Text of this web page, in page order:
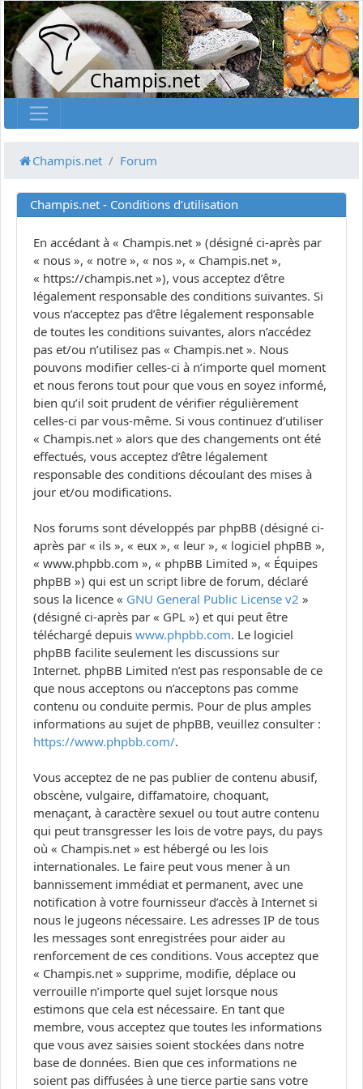
Champis.net
Champis.net Forum
Champis.net - Conditions d’utilisation
En accédant à « Champis.net » (désigné ci-après par
« nous », « notre », « nos », « Champis.net »,
« https://champis.net »), vous acceptez d’être
légalement responsable des conditions suivantes. Si
vous n’acceptez pas d’être légalement responsable
de toutes les conditions suivantes, alors n’accédez
pas et/ou n’utilisez pas « Champis.net ». Nous
pouvons modifier celles-ci à n’importe quel moment
et nous ferons tout pour que vous en soyez informé,
bien qu’il soit prudent de vérifier régulièrement
celles-ci par vous-même. Si vous continuez d’utiliser
« Champis.net » alors que des changements ont été
effectués, vous acceptez d’être légalement
responsable des conditions découlant des mises à
jour et/ou modifications.
Nos forums sont développés par phpBB (désigné ci-
après par « ils », « eux », « leur », « logiciel phpBB »,
« www.phpbb.com », « phpBB Limited », « Équipes
phpBB ») qui est un script libre de forum, déclaré
sous la licence « GNU General Public License v2 »
(désigné ci-après par « GPL ») et qui peut être
téléchargé depuis www.phpbb.com. Le logiciel
phpBB facilite seulement les discussions sur
Internet. phpBB Limited n’est pas responsable de ce
que nous acceptons ou n’acceptons pas comme
contenu ou conduite permis. Pour de plus amples
informations au sujet de phpBB, veuillez consulter :
https://www.phpbb.com/.
Vous acceptez de ne pas publier de contenu abusif,
obscène, vulgaire, diffamatoire, choquant,
menaçant, à caractère sexuel ou tout autre contenu
qui peut transgresser les lois de votre pays, du pays
où « Champis.net » est hébergé ou les lois
internationales. Le faire peut vous mener à un
bannissement immédiat et permanent, avec une
notification à votre fournisseur d’accès à Internet si
nous le jugeons nécessaire. Les adresses IP de tous
les messages sont enregistrées pour aider au
renforcement de ces conditions. Vous acceptez que
« Champis.net » supprime, modifie, déplace ou
verrouille n’importe quel sujet lorsque nous
estimons que cela est nécessaire. En tant que
membre, vous acceptez que toutes les informations
que vous avez saisies soient stockées dans notre
base de données. Bien que ces informations ne
soient pas diffusées à une tierce partie sans votre